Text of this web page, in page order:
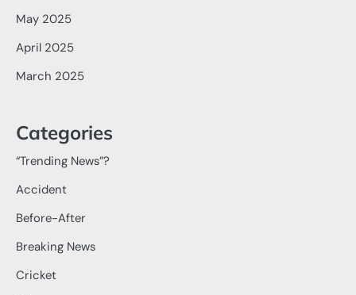
May 2025
April 2025
March 2025
Categories
“Trending News”?
Accident
Before-After
Breaking News
Cricket